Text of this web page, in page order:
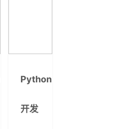
Python
开发